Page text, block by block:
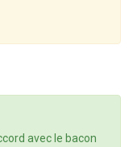
avec le bacon